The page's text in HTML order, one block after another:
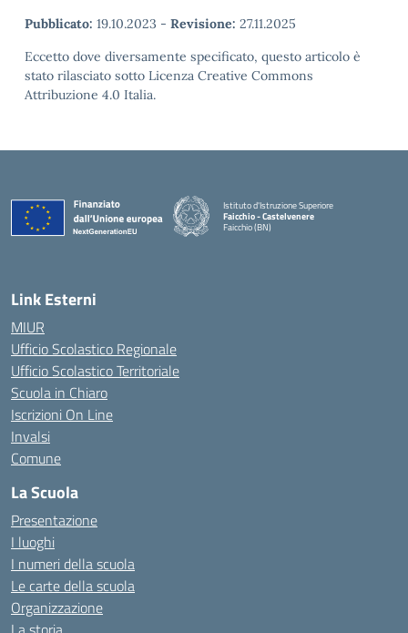
Pubblicato: 19.10.2023 - Revisione: 27.11.2025
Eccetto dove diversamente specificato, questo articolo è
stato rilasciato sotto Licenza Creative Commons
Attribuzione 4.0 Italia.
Istituto d'Istruzione Superiore
Faicchio - Castelvenere
Faicchio (BN)
Link Esterni
MIUR
Ufficio Scolastico Regionale
Ufficio Scolastico Territoriale
Scuola in Chiaro
Iscrizioni On Line
Invalsi
Comune
La Scuola
Presentazione
I luoghi
I numeri della scuola
Le carte della scuola
Organizzazione